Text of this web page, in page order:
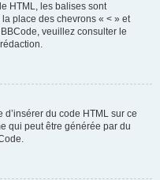
HTML, les balises sont
place des chevrons « < » et
veuillez consulter le
d’insérer du code HTML sur ce
qui peut être générée par du